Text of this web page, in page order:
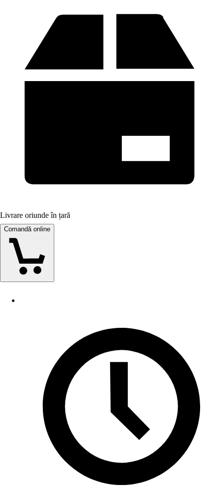
Livrare oriunde în țară
Comandă online